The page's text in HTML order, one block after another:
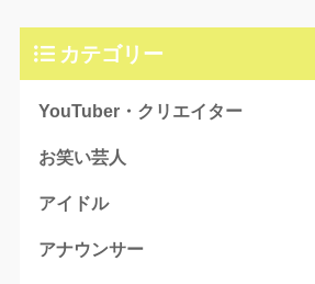
カテゴリー
YouTuber・クリエイター
お笑い芸人
アイドル
アナウンサー